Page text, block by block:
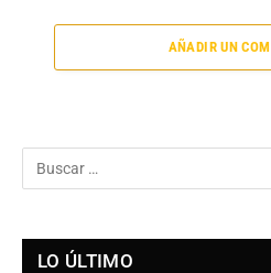
AÑADIR UN
LO ÚLTIMO